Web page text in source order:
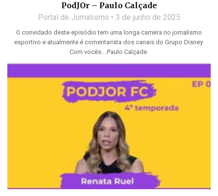
PodJOr – Paulo Calçade
Portal de Jornalismo 3 de junho de 2025
O convidado deste episódio tem uma longa carreira no jornalismo
esportivo e atualmente é comentarista dos canais do Grupo Disney.
Com vocês....Paulo Calçade.